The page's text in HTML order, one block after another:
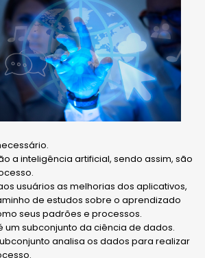
a inteligência artificial, sendo assim, são
usuários as melhorias dos aplicativos,
de estudos sobre o aprendizado
seus padrões e processos.
um subconjunto da ciência de dados.
analisa os dados para realizar